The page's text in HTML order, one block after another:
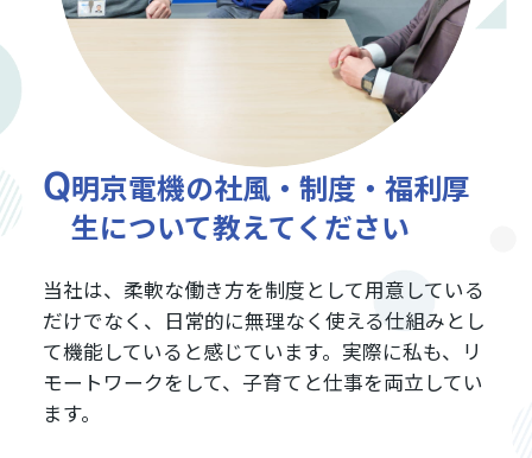
明京電機の社風・制度・福利厚
生について教えてください
当社は、柔軟な働き方を制度として用意している
だけでなく、日常的に無理なく使える仕組みとし
て機能していると感じています。実際に私も、リ
モートワークをして、子育てと仕事を両立してい
ます。